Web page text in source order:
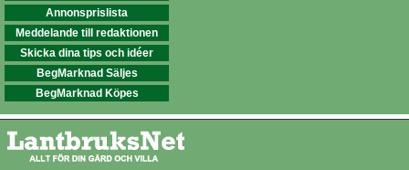
Annonsprislista
Meddelande till redaktionen
Skicka dina tips och idéer
BegMarknad Säljes
BegMarknad Köpes